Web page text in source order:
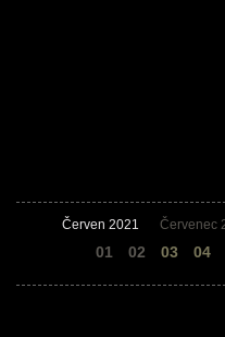
Červen 2021
01 02
Červenec
03 04